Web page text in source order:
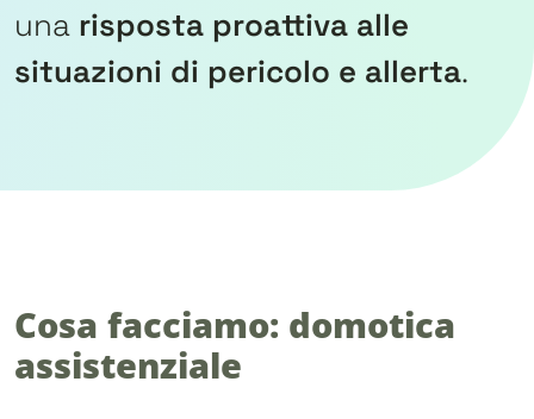
una risposta proattiva alle
situazioni di pericolo e allerta.
Cosa facciamo: domotica
assistenziale